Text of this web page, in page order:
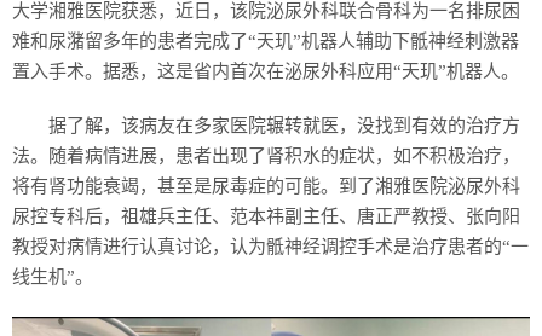
大学湘雅医院获悉，近日，该院泌尿外科联合骨科为一名排尿困
难和尿潴留多年的患者完成了“天玑”机器人辅助下骶神经刺激器
置入手术。据悉，这是省内首次在泌尿外科应用“天玑”机器人。
据了解，该病友在多家医院辗转就医，没找到有效的治疗方
法。随着病情进展，患者出现了肾积水的症状，如不积极治疗，
将有肾功能衰竭，甚至是尿毒症的可能。到了湘雅医院泌尿外科
尿控专科后，祖雄兵主任、范本祎副主任、唐正严教授、张向阳
教授对病情进行认真讨论，认为骶神经调控手术是治疗患者的“一
线生机”。